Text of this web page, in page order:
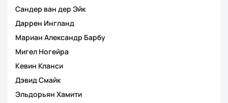
Сандер ван дер Эйк
Даррен Ингланд
Мариан Александр Барбу
Мигел Ногейра
Кевин Кланси
Дэвид Смайк
Эльдорьян Хамити